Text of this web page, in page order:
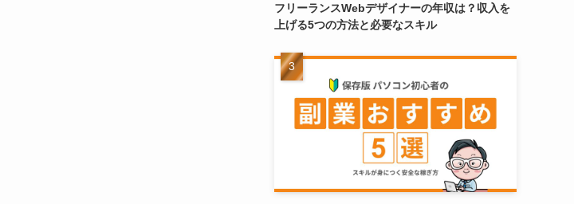
フリーランスWebデザイナーの年収は？収入を
上げる5つの方法と必要なスキル